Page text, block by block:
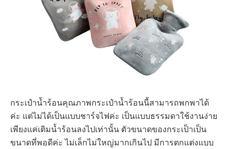
กระเป๋าน้ำร้อนคุณภาพกระเป๋าน้ำร้อนนี้สามารถพกพาได้
ค่ะ แต่ไม่ได้เป็นแบบชาร์จไฟค่ะ เป็นแบบธรรมดาใช้งานง่าย
เพียงแค่เติมน้ำร้อนลงไปเท่านั้น ตัวขนาดของกระเป็าเป็น
ขนาดที่พอดีค่ะ ไม่เล็กไม่ใหญ่มากเกินไป มีการตกแต่งแบบ